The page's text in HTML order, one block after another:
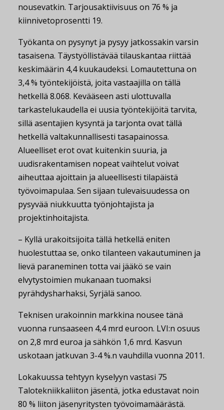
nousevatkin. Tarjousaktiivisuus on 76 % ja
kiinnivetoprosentti 19.
Työkanta on pysynyt ja pysyy jatkossakin varsin
tasaisena. Täystyöllistävää tilauskantaa riittää
keskimäärin 4,4 kuukaudeksi. Lomautettuna on
3,4 % työntekijöistä, joita vastaajilla on tällä
hetkellä 8.068. Kevääseen asti ulottuvalla
tarkastelukaudella ei uusia työntekijöitä tarvita,
sillä asentajien kysyntä ja tarjonta ovat tällä
hetkellä valtakunnallisesti tasapainossa.
Alueelliset erot ovat kuitenkin suuria, ja
uudisrakentamisen nopeat vaihtelut voivat
aiheuttaa ajoittain ja alueellisesti tilapäistä
työvoimapulaa. Sen sijaan tulevaisuudessa on
pysyvää niukkuutta työnjohtajista ja
projektinhoitajista.
– Kyllä urakoitsijoita tällä hetkellä eniten
huolestuttaa se, onko tilanteen vakautuminen ja
lievä paraneminen totta vai jääkö se vain
elvytystoimien mukanaan tuomaksi
pyrähdysharhaksi, Syrjälä sanoo.
Teknisen urakoinnin markkina nousee tänä
vuonna runsaaseen 4,4 mrd euroon. LVI:n osuus
on 2,8 mrd euroa ja sähkön 1,6 mrd. Kasvun
uskotaan jatkuvan 3-4 %.n vauhdilla vuonna 2011.
Lokakuussa tehtyyn kyselyyn vastasi 75
Talotekniikkaliiton jäsentä, jotka edustavat noin
80 % liiton jäsenyritysten työvoimamäärästä.